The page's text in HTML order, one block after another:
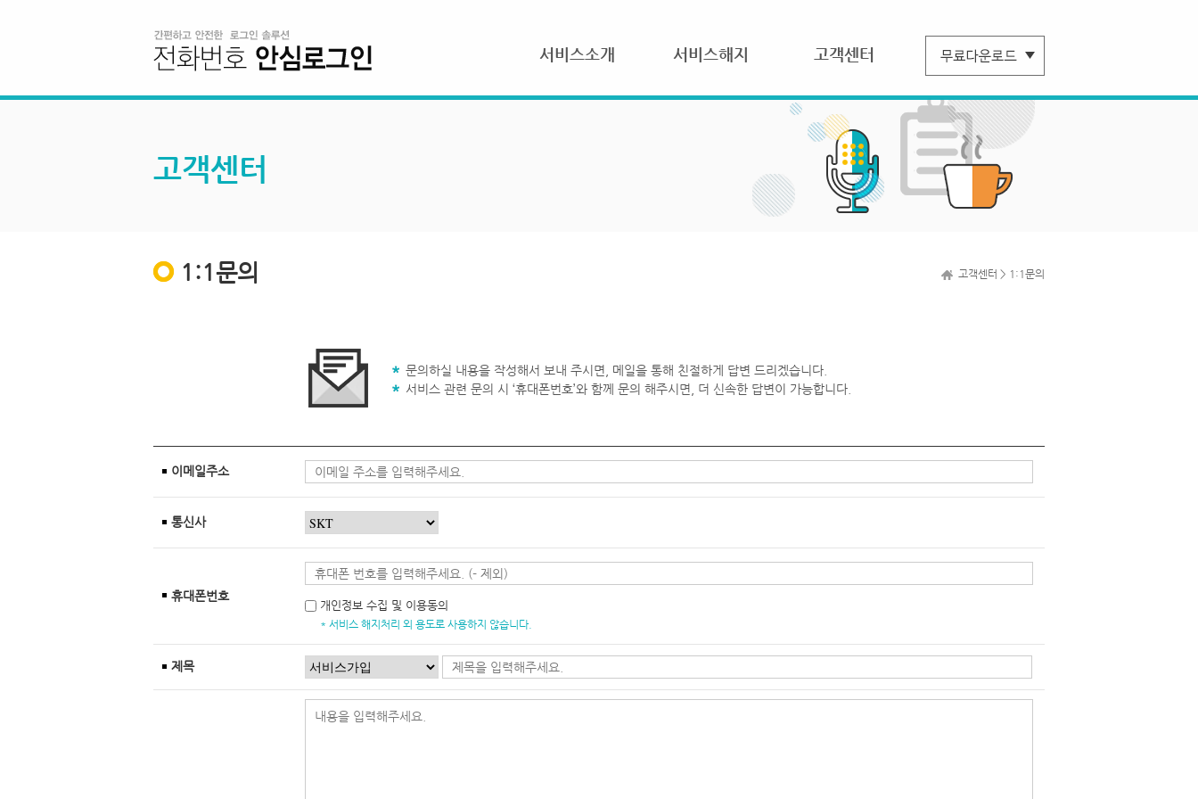
서비스소개 서비스해지 고객센터
고객센터
1:1문의 고객센터 > 1:1문의
문의하실 내용을 작성해서 보내 주시면, 메일을 통해 친절하게 답변 드리겠습니다.
서비스 관련 문의 시 ‘휴대폰번호’와 함께 문의 해주시면, 더 신속한 답변이 가능합니다.
이메일주소
통신사
휴대폰번호
개인정보 수집 및 이용동의
* 서비스 해지처리 외 용도로 사용하지 않습니다.
제목